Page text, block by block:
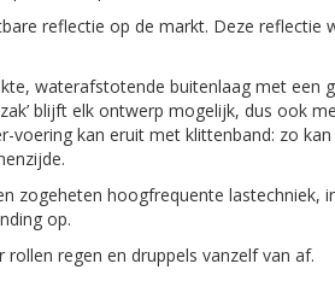
reflectie op de markt. Deze reflectie
waterafstotende buitenlaag met een
blijft elk ontwerp mogelijk, dus ook
voering kan eruit met klittenband: zo
zogeheten hoogfrequente lastechniek,
op.
rollen regen en druppels vanzelf van af.